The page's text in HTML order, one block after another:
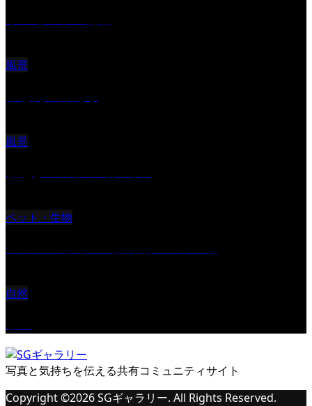
風景
風景
ペット・生物
自然
写真と気持ちを伝える共有コミュニティサイト
Copyright ©2026SGギャラリー. All Rights Reserved.